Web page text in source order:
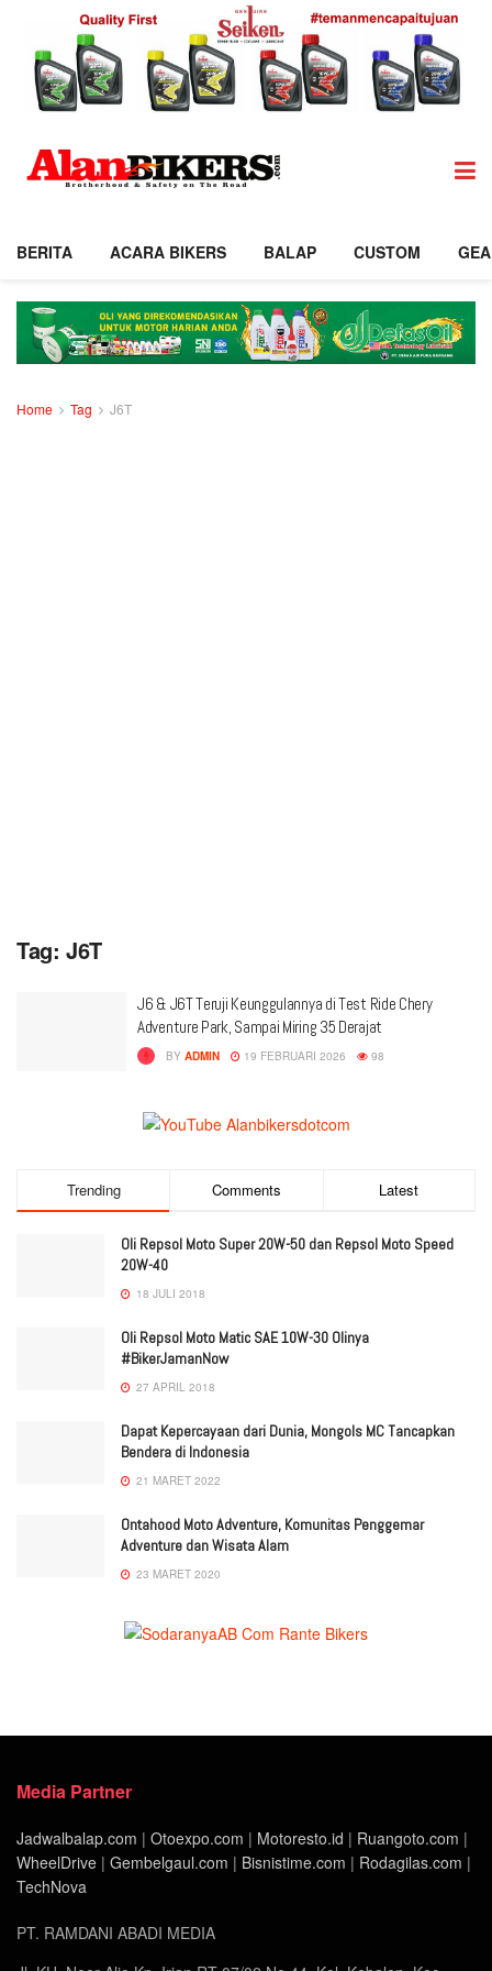
BERITA ACARA BIKERS BALAP CUSTOM
Home Tag J6T
Tag: J6T
J6 & J6T Teruji Keunggulannya di Test Ride Chery
Adventure Park, Sampai Miring 35 Derajat
BY ADMIN 19 FEBRUARI 2026 98
Trending Comments Latest
Oli Repsol Moto Super 20W-50 dan Repsol Moto Speed
20W-40
18 JULI 2018
Oli Repsol Moto Matic SAE 10W-30 Olinya
#BikerJamanNow
27 APRIL 2018
Dapat Kepercayaan dari Dunia, Mongols MC Tancapkan
Bendera di Indonesia
21 MARET 2022
Ontahood Moto Adventure, Komunitas Penggemar
Adventure dan Wisata Alam
23 MARET 2020
Media Partner
Jadwalbalap.com | Otoexpo.com | Motoresto.id | Ruangoto.com |
WheelDrive | Gembelgaul.com | Bisnistime.com | Rodagilas.com |
TechNova
PT. RAMDANI ABADI MEDIA